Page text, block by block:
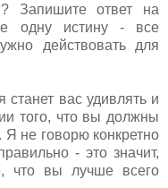
Запишите ответ на
одну истину - все
действовать для
станет вас удивлять и
того, что вы должны
Я не говорю конкретно
- это значит,
что вы лучше всего